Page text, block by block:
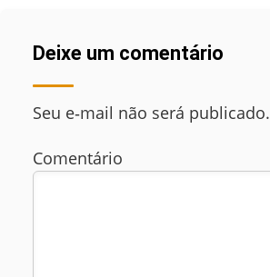
Deixe um comentário
Seu e‑mail não será publicado.
Comentário